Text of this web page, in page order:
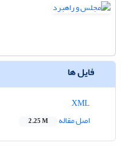
فایل ها
اصل مقاله
2.25 M